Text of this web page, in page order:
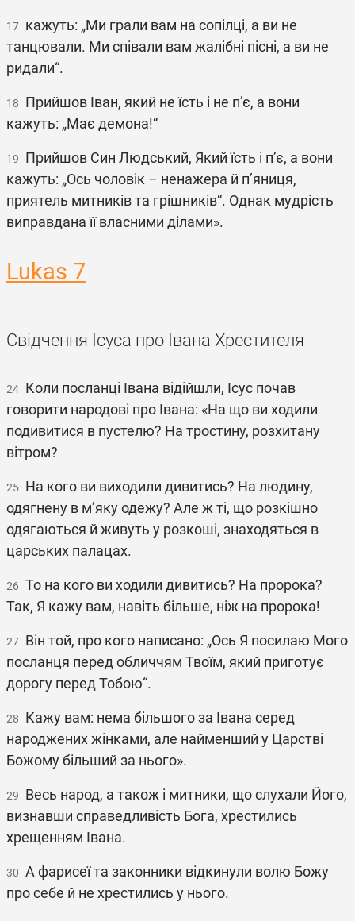
17 кажуть: „Ми грали вам на сопілці, а ви не
танцювали. Ми співали вам жалібні пісні, а ви не
ридали“.
18 Прийшов Іван, який не їсть і не п’є, а вони
кажуть: „Має демона!“
19 Прийшов Син Людський, Який їсть і п’є, а вони
кажуть: „Ось чоловік – ненажера й п’яниця,
приятель митників та грішників“. Однак мудрість
виправдана її власними ділами».
Lukas 7
Свідчення Ісуса про Івана Хрестителя
24 Коли посланці Івана відійшли, Ісус почав
говорити народові про Івана: «На що ви ходили
подивитися в пустелю? На тростину, розхитану
вітром?
25 На кого ви виходили дивитись? На людину,
одягнену в м’яку одежу? Але ж ті, що розкішно
одягаються й живуть у розкоші, знаходяться в
царських палацах.
26 То на кого ви ходили дивитись? На пророка?
Так, Я кажу вам, навіть більше, ніж на пророка!
27 Він той, про кого написано: „Ось Я посилаю Мого
посланця перед обличчям Твоїм, який приготує
дорогу перед Тобою“.
28 Кажу вам: нема більшого за Івана серед
народжених жінками, але найменший у Царстві
Божому більший за нього».
29 Весь народ, а також і митники, що слухали Його,
визнавши справедливість Бога, хрестились
хрещенням Івана.
30 А фарисеї та законники відкинули волю Божу
про себе й не хрестились у нього.